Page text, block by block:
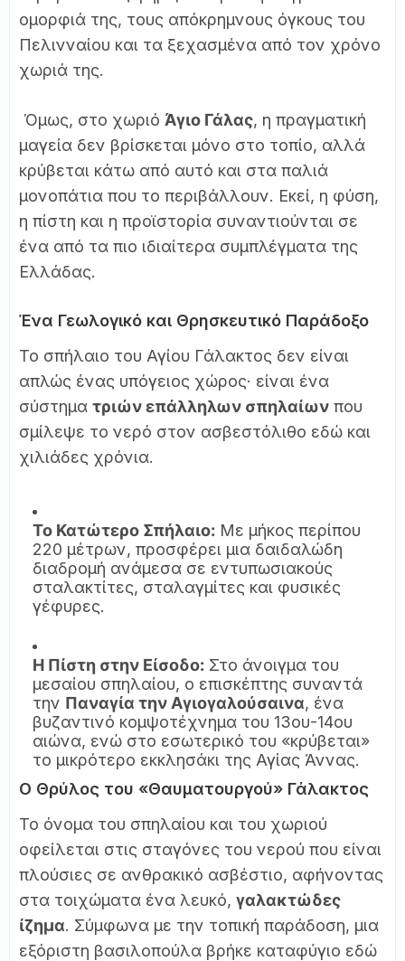
ομορφιά της, τους απόκρημνους όγκους του
Πελινναίου και τα ξεχασμένα από τον χρόνο
χωριά της.
Όμως, στο χωριό Άγιο Γάλας, η πραγματική
μαγεία δεν βρίσκεται μόνο στο τοπίο, αλλά
κρύβεται κάτω από αυτό και στα παλιά
μονοπάτια που το περιβάλλουν. Εκεί, η φύση,
η πίστη και η προϊστορία συναντιούνται σε
ένα από τα πιο ιδιαίτερα συμπλέγματα της
Ελλάδας.
Ένα Γεωλογικό και Θρησκευτικό Παράδοξο
Το σπήλαιο του Αγίου Γάλακτος δεν είναι
απλώς ένας υπόγειος χώρος· είναι ένα
σύστημα τριών επάλληλων σπηλαίων που
σμίλεψε το νερό στον ασβεστόλιθο εδώ και
χιλιάδες χρόνια.
Το Κατώτερο Σπήλαιο: Με μήκος περίπου
220 μέτρων, προσφέρει μια δαιδαλώδη
διαδρομή ανάμεσα σε εντυπωσιακούς
σταλακτίτες, σταλαγμίτες και φυσικές
γέφυρες.
Η Πίστη στην Είσοδο: Στο άνοιγμα του
μεσαίου σπηλαίου, ο επισκέπτης συναντά
την Παναγία την Αγιογαλούσαινα, ένα
βυζαντινό κομψοτέχνημα του 13ου-14ου
αιώνα, ενώ στο εσωτερικό του «κρύβεται»
το μικρότερο εκκλησάκι της Αγίας Άννας.
Ο Θρύλος του «Θαυματουργού» Γάλακτος
Το όνομα του σπηλαίου και του χωριού
οφείλεται στις σταγόνες του νερού που είναι
πλούσιες σε ανθρακικό ασβέστιο, αφήνοντας
στα τοιχώματα ένα λευκό, γαλακτώδες
ίζημα. Σύμφωνα με την τοπική παράδοση, μια
εξόριστη βασιλοπούλα βρήκε καταφύγιο εδώ